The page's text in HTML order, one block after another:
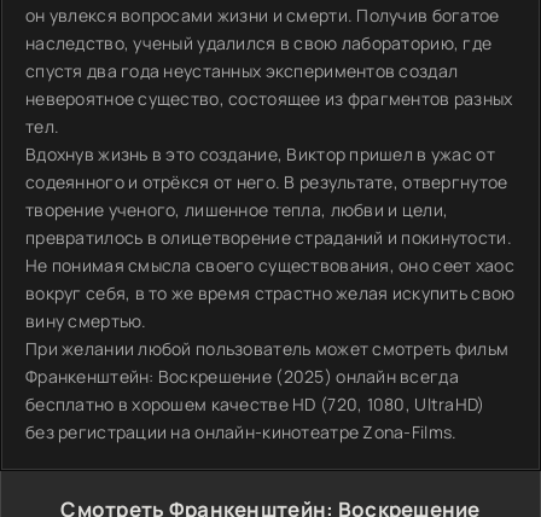
он увлекся вопросами жизни и смерти. Получив богатое
наследство, ученый удалился в свою лабораторию, где
спустя два года неустанных экспериментов создал
невероятное существо, состоящее из фрагментов разных
тел.
Вдохнув жизнь в это создание, Виктор пришел в ужас от
содеянного и отрёкся от него. В результате, отвергнутое
творение ученого, лишенное тепла, любви и цели,
превратилось в олицетворение страданий и покинутости.
Не понимая смысла своего существования, оно сеет хаос
вокруг себя, в то же время страстно желая искупить свою
вину смертью.
При желании любой пользователь может смотреть фильм
Франкенштейн: Воскрешение (2025) онлайн всегда
бесплатно в хорошем качестве HD (720, 1080, UltraHD)
без регистрации на онлайн-кинотеатре Zona-Films.
Смотреть Франкенштейн: Воскрешение